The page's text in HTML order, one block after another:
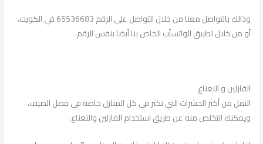
وذالك بالتواصل معنا من خلال التواصل على الرقم 65536683 في الكويت،
أو من خلال تطبيق الواتسأب الخاص بنا أيضا بنفس الرقم.
الفازلين و النعناع
النمل من أكثر الحشرات التي تكثر في كل المنازل خاصة في فصل الصيف،
ويمكنك التخلص منه عن طريق استخدام الفازلين والنعناع.